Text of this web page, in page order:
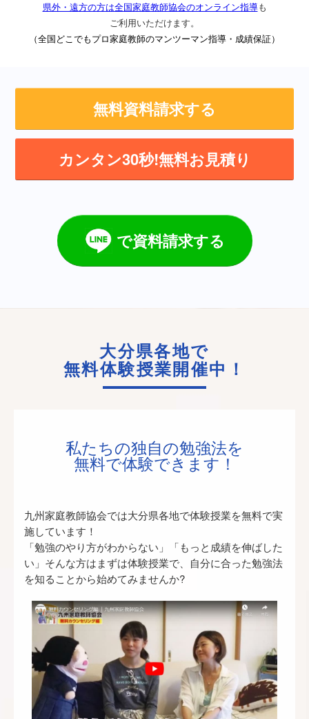
県外・遠方の方は全国家庭教師協会のオンライン指導も
ご利用いただけます。
（全国どこでもプロ家庭教師のマンツーマン指導・成績保証）
無料資料請求する
カンタン30秒!無料お見積り
で資料請求する
大分県各地で
無料体験授業開催中！
私たちの独自の勉強法を
無料で体験できます！
九州家庭教師協会では大分県各地で体験授業を無料で実
施しています！
「勉強のやり方がわからない」「もっと成績を伸ばした
い」そんな方はまずは体験授業で、自分に合った勉強法
を知ることから始めてみませんか?